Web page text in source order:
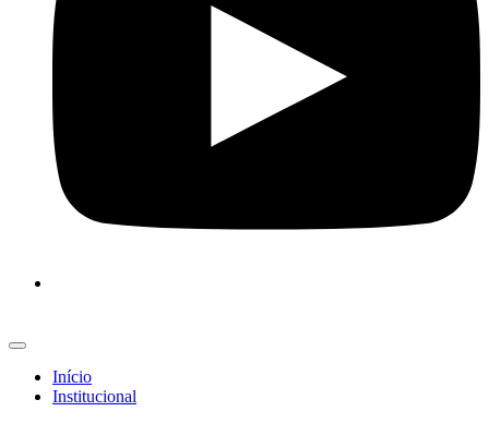
Início
Institucional